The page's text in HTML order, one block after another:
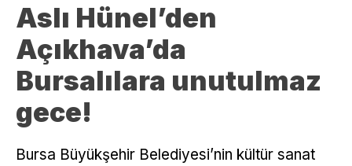
Aslı Hünel’den
Açıkhava’da
Bursalılara unutulmaz
gece!
Bursa Büyükşehir Belediyesi’nin kültür sanat